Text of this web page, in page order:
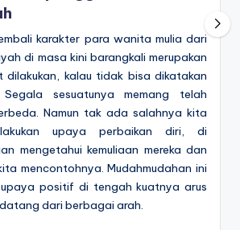
karakter para wanita mulia dari
di masa kini barangkali merupakan
dilakukan, kalau tidak bisa dikatakan
sesuatunya memang telah
Namun tak ada salahnya kita
upaya perbaikan diri, di
mengetahui kemuliaan mereka dan
mencontohnya. Mudahmudahan ini
upaya positif di tengah kuatnya arus
dari berbagai arah.